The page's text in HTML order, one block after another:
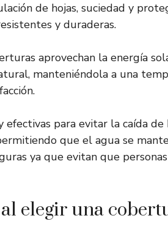
de hojas, suciedad y
y duraderas.
aprovechan la energía
manteniéndola a una
para evitar la caída de
que el agua se
ya que evitan que
elegir una